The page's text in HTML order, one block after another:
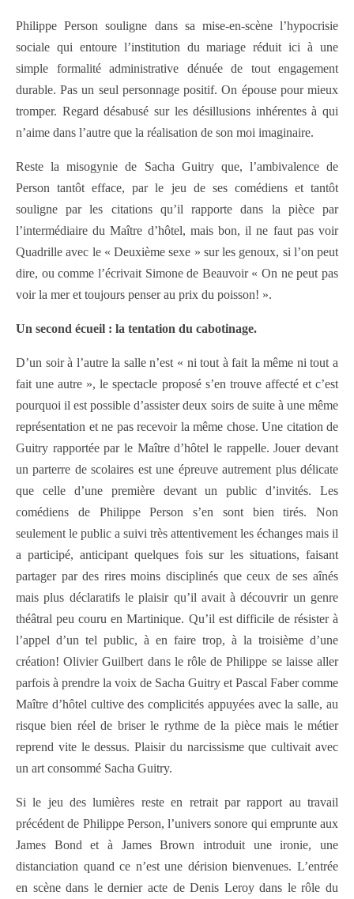
Philippe Person souligne dans sa mise-en-scène l’hypocrisie
sociale qui entoure l’institution du mariage réduit ici à une
simple formalité administrative dénuée de tout engagement
durable. Pas un seul personnage positif. On épouse pour mieux
tromper. Regard désabusé sur les désillusions inhérentes à qui
n’aime dans l’autre que la réalisation de son moi imaginaire.
Reste la misogynie de Sacha Guitry que, l’ambivalence de
Person tantôt efface, par le jeu de ses comédiens et tantôt
souligne par les citations qu’il rapporte dans la pièce par
l’intermédiaire du Maître d’hôtel, mais bon, il ne faut pas voir
Quadrille avec le « Deuxième sexe » sur les genoux, si l’on peut
dire, ou comme l’écrivait Simone de Beauvoir « On ne peut pas
voir la mer et toujours penser au prix du poisson! ».
Un second écueil : la tentation du cabotinage.
D’un soir à l’autre la salle n’est « ni tout à fait la même ni tout a
fait une autre », le spectacle proposé s’en trouve affecté et c’est
pourquoi il est possible d’assister deux soirs de suite à une même
représentation et ne pas recevoir la même chose. Une citation de
Guitry rapportée par le Maître d’hôtel le rappelle. Jouer devant
un parterre de scolaires est une épreuve autrement plus délicate
que celle d’une première devant un public d’invités. Les
comédiens de Philippe Person s’en sont bien tirés. Non
seulement le public a suivi très attentivement les échanges mais il
a participé, anticipant quelques fois sur les situations, faisant
partager par des rires moins disciplinés que ceux de ses aînés
mais plus déclaratifs le plaisir qu’il avait à découvrir un genre
théâtral peu couru en Martinique. Qu’il est difficile de résister à
l’appel d’un tel public, à en faire trop, à la troisième d’une
création! Olivier Guilbert dans le rôle de Philippe se laisse aller
parfois à prendre la voix de Sacha Guitry et Pascal Faber comme
Maître d’hôtel cultive des complicités appuyées avec la salle, au
risque bien réel de briser le rythme de la pièce mais le métier
reprend vite le dessus. Plaisir du narcissisme que cultivait avec
un art consommé Sacha Guitry.
Si le jeu des lumières reste en retrait par rapport au travail
précédent de Philippe Person, l’univers sonore qui emprunte aux
James Bond et à James Brown introduit une ironie, une
distanciation quand ce n’est une dérision bienvenues. L’entrée
en scène dans le dernier acte de Denis Leroy dans le rôle du